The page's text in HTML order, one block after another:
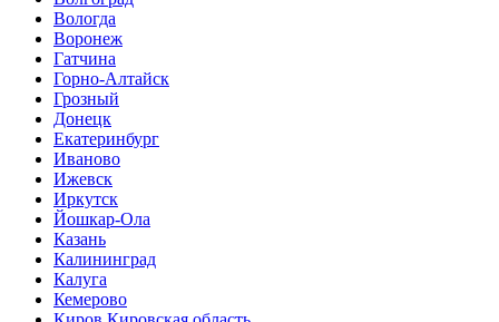
Вологда
Воронеж
Гатчина
Горно-Алтайск
Грозный
Донецк
Екатеринбург
Иваново
Ижевск
Иркутск
Йошкар-Ола
Казань
Калининград
Калуга
Кемерово